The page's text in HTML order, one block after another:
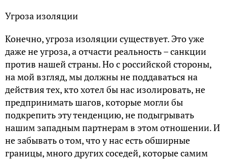
Угроза изоляции
Конечно, угроза изоляции существует. Это уже
даже не угроза, а отчасти реальность – санкции
против нашей страны. Но с российской стороны,
на мой взгляд, мы должны не поддаваться на
действия тех, кто хотел бы нас изолировать, не
предпринимать шагов, которые могли бы
подкрепить эту тенденцию, не подыгрывать
нашим западным партнерам в этом отношении. И
не забывать о том, что у нас есть обширные
границы, много других соседей, которые самим